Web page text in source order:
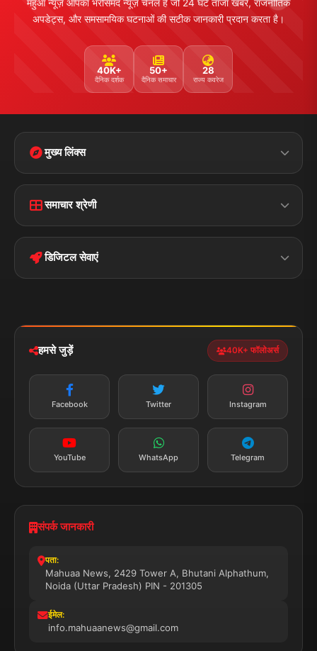
महुआ न्यूज़ आपका भरोसेमंद न्यूज़ चैनल है जो 24 घंटे ताजा खबरें, राजनीतिक
अपडेट्स, और समसामयिक घटनाओं की सटीक जानकारी प्रदान करता है।
40K+
दैनिक दर्शक
50+
दैनिक समाचार
28
राज्य कवरेज
मुख्य लिंक्स
Disclaimer
Terms &
Privacy Policy
समाचार श्रेणी
पॉलिटिकल झारखण्ड
डिजिटल सेवाएं
न्यूज़ अलर्ट
सब्सक्राइब करें
हमसे जुड़ें 40K+ फॉलोअर्स
Facebook Twitter Instagram
YouTube WhatsApp Telegram
संपर्क जानकारी
पता:
Mahuaa News, 2429 Tower A, Bhutani Alphathum,
Noida (Uttar Pradesh) PIN - 201305
ईमेल:
info.mahuaanews@gmail.com